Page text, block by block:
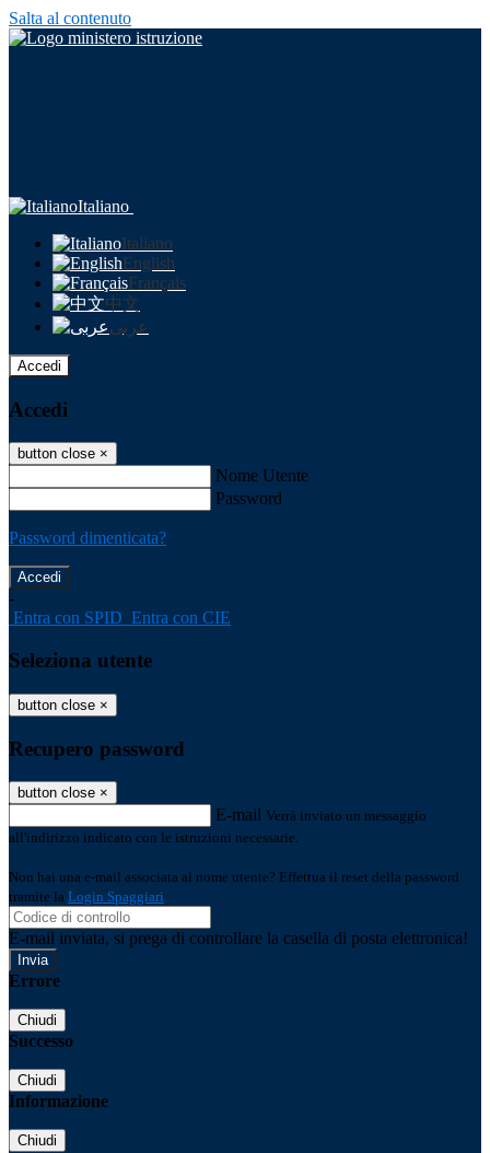
Salta al contenuto
Italiano
Italiano
English
Français
中文
عربى
Accedi
Accedi
button close ×
Nome Utente
Password
Password dimenticata?
-
Entra con SPID Entra con CIE
Seleziona utente
button close ×
Recupero password
button close ×
E-mail Verrà inviato un messaggio
all'indirizzo indicato con le istruzioni necessarie.
Non hai una e-mail associata al nome utente? Effettua il reset della password
tramite la Login Spaggiari
E-mail inviata, si prega di controllare la casella di posta elettronica!
Errore
Chiudi
Successo
Chiudi
Informazione
Chiudi